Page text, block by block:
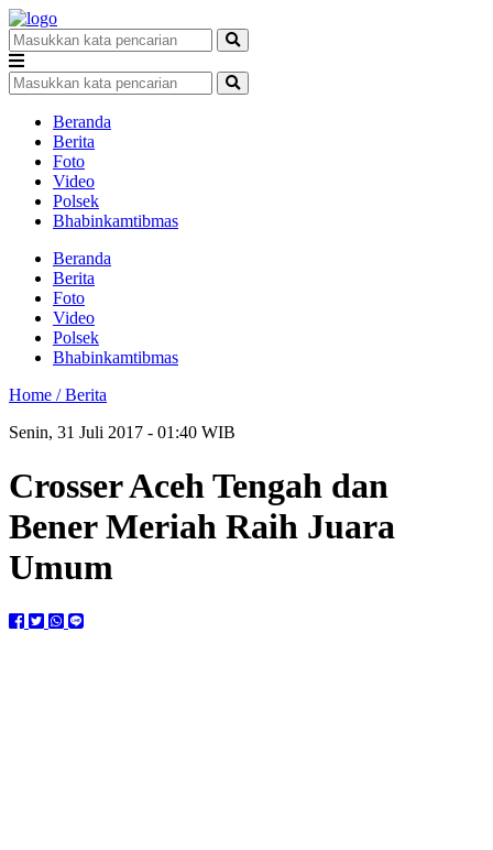
Beranda
Berita
Foto
Video
Polsek
Bhabinkamtibmas
Beranda
Berita
Foto
Video
Polsek
Bhabinkamtibmas
Home /Berita
Senin, 31 Juli 2017 - 01:40 WIB
Crosser Aceh Tengah dan
Bener Meriah Raih Juara
Umum